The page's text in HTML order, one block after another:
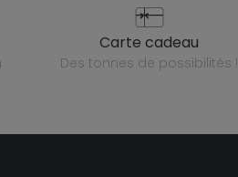
carte cadeau
des tonnes de possibilités !